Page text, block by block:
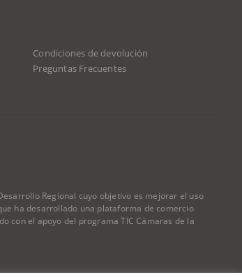
Condiciones de devolución
Preguntas Frecuentes
Regional cuyo objetivo es mejorar el uso
ha desarrollado una plataforma de comercio
con el apoyo del programa TIC Cámaras de la